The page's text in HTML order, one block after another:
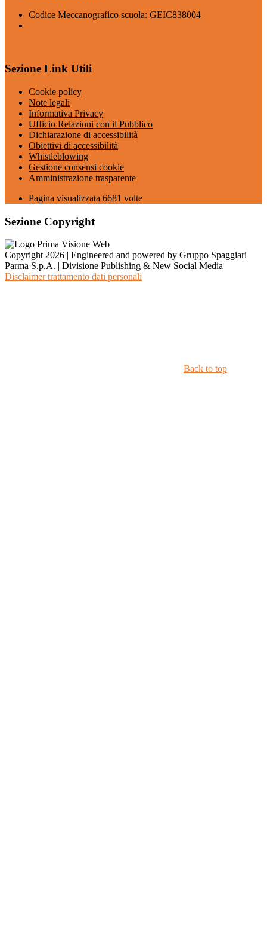
Codice Meccanografico scuola: GEIC838004
Sezione Link Utili
Cookie policy
Note legali
Informativa Privacy
Ufficio Relazioni con il Pubblico
Dichiarazione di accessibilità
Obiettivi di accessibilità
Whistleblowing
Gestione consensi cookie
Amministrazione trasparente
Pagina visualizzata 6681 volte
Sezione Copyright
Copyright 2026 | Engineered and powered by Gruppo Spaggiari
Parma S.p.A. | Divisione Publishing & New Social Media
Disclaimer trattamento dati personali
Back to top